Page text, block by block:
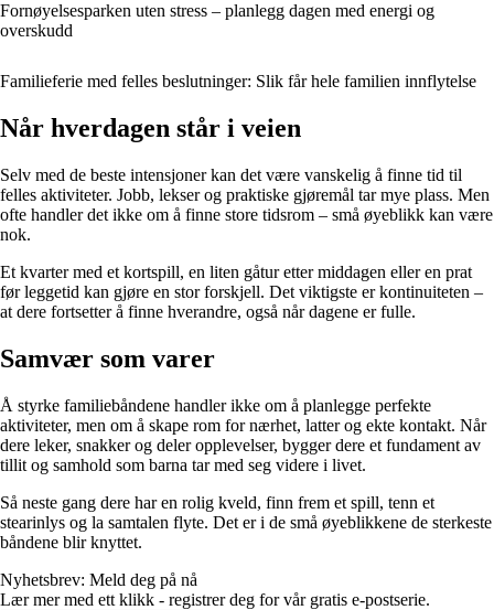
Fornøyelsesparken uten stress – planlegg dagen med energi og
overskudd
Familieferie med felles beslutninger: Slik får hele familien innflytelse
Når hverdagen står i veien
Selv med de beste intensjoner kan det være vanskelig å finne tid til
felles aktiviteter. Jobb, lekser og praktiske gjøremål tar mye plass. Men
ofte handler det ikke om å finne store tidsrom – små øyeblikk kan være
nok.
Et kvarter med et kortspill, en liten gåtur etter middagen eller en prat
før leggetid kan gjøre en stor forskjell. Det viktigste er kontinuiteten –
at dere fortsetter å finne hverandre, også når dagene er fulle.
Samvær som varer
Å styrke familiebåndene handler ikke om å planlegge perfekte
aktiviteter, men om å skape rom for nærhet, latter og ekte kontakt. Når
dere leker, snakker og deler opplevelser, bygger dere et fundament av
tillit og samhold som barna tar med seg videre i livet.
Så neste gang dere har en rolig kveld, finn frem et spill, tenn et
stearinlys og la samtalen flyte. Det er i de små øyeblikkene de sterkeste
båndene blir knyttet.
Nyhetsbrev: Meld deg på nå
Lær mer med ett klikk - registrer deg for vår gratis e-postserie.